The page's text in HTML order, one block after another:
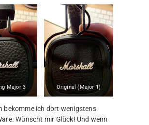
Major 3 Original (Major 1)
bekomme ich dort wenigstens
Wünscht mir Glück! Und wenn